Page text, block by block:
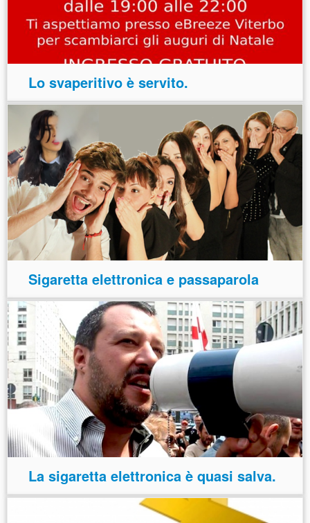
Lo svaperitivo è servito.
Sigaretta elettronica e passaparola
La sigaretta elettronica è quasi salva.